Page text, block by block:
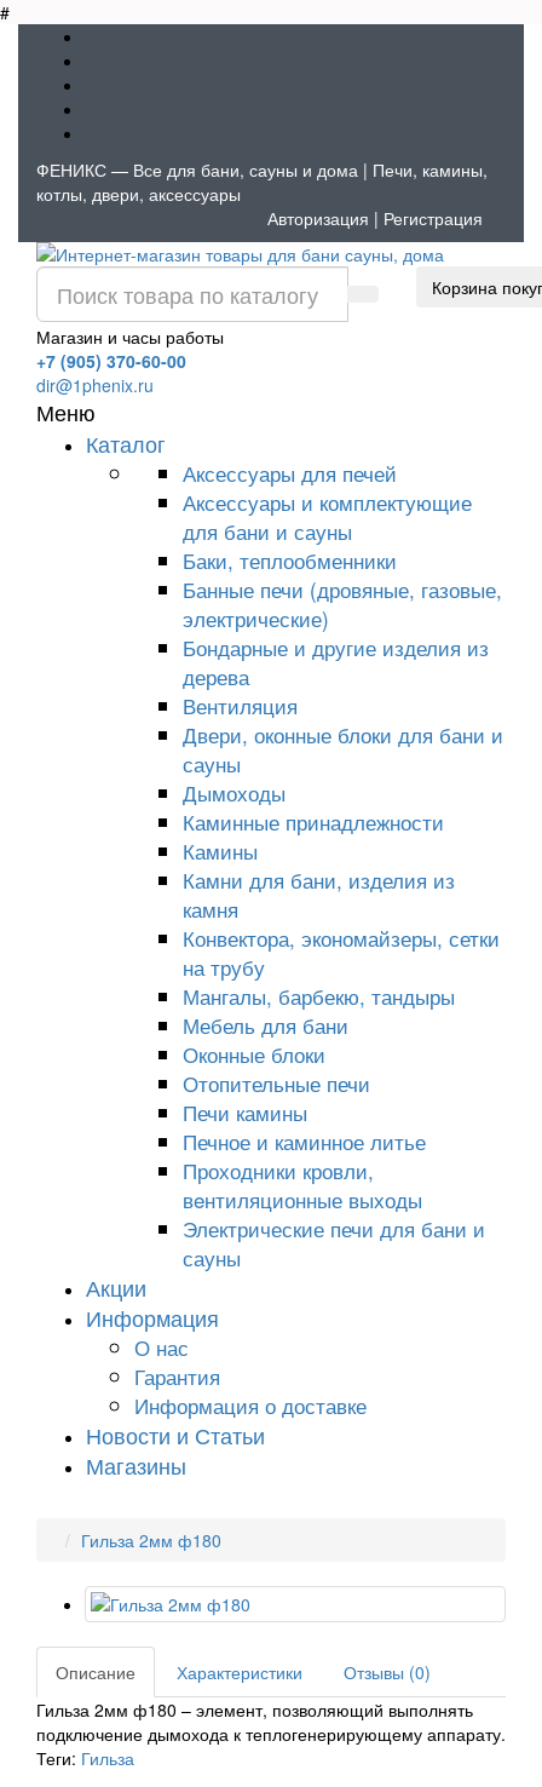
#
ФЕНИКС — Все для бани, сауны и дома | Печи, камины,
котлы, двери, аксессуары
Авторизация | Регистрация
Магазин и часы работы
+7 (905) 370-60-00
dir@1phenix.ru
Корзина
Меню
Каталог
Аксессуары для печей
Аксессуары и комплектующие
для бани и сауны
Баки, теплообменники
Банные печи (дровяные, газовые,
электрические)
Бондарные и другие изделия из
дерева
Вентиляция
Двери, оконные блоки для бани и
сауны
Дымоходы
Каминные принадлежности
Камины
Камни для бани, изделия из
камня
Конвектора, экономайзеры, сетки
на трубу
Мангалы, барбекю, тандыры
Мебель для бани
Оконные блоки
Отопительные печи
Печи камины
Печное и каминное литье
Проходники кровли,
вeнтиляционные выходы
Электрические печи для бани и
сауны
Акции
Информация
О нас
Гарантия
Информация о доставке
Новости и Статьи
Магазины
Гильза 2мм ф180
Описание Характеристики
Отзывы (0)
Гильза 2мм ф180 – элемент, позволяющий выполнять
подключение дымохода к теплогенерирующему аппарату.
Теги: Гильза